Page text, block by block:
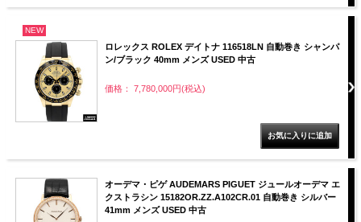
NEW
ロレックス ROLEX デイトナ 116518LN 自動巻き シャンパ
ン/ブラック 40mm メンズ USED 中古
価格： 7,780,000円(税込)
オーデマ・ピゲ AUDEMARS PIGUET ジュールオーデマ エ
クストラシン 15182OR.ZZ.A102CR.01 自動巻き シルバー
41mm メンズ USED 中古